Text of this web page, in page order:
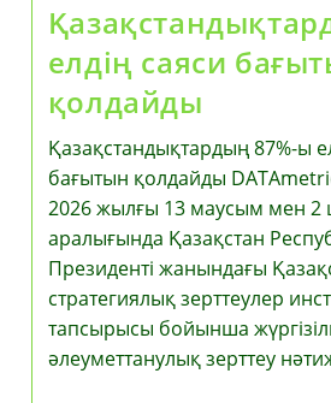
Тұлғаларды
Қайта
Тағайындауға
Қатысты
Норманы
Қолдану
Түсіндірді
елдің саяси
қолдайды
Қазақстандықтардың 87%-ы
бағытын қолдайды
2026 жылғы 13 маусым мен 2
аралығында Қазақстан
Президенті жанындағы
стратегиялық зерттеулер
тапсырысы бойынша
әлеуметтанулық зерттеу